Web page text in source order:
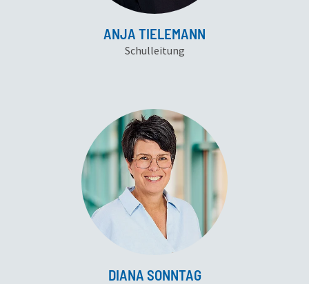
ANJA TIELEMANN
Schulleitung
DIANA SONNTAG